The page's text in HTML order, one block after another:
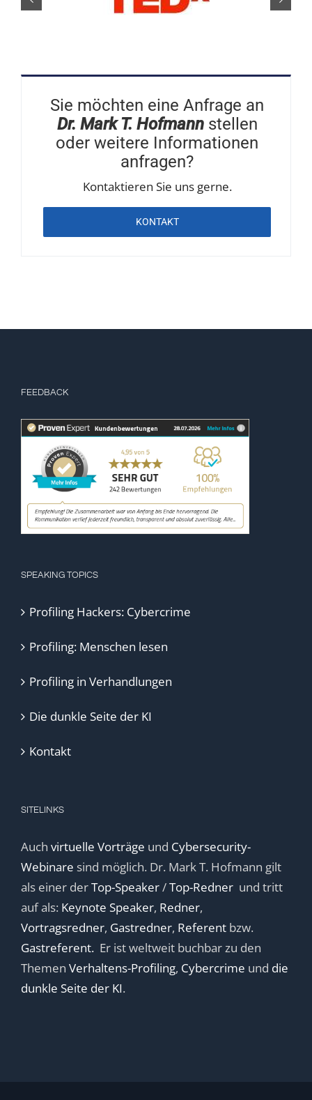
Sie möchten eine Anfrage an
Dr. Mark T. Hofmannstellen
oder weitere Informationen
anfragen?
Kontaktieren Sie uns gerne.
KONTAKT
FEEDBACK
SPEAKING TOPICS
Profiling Hackers: Cybercrime
Profiling: Menschen lesen
Profiling in Verhandlungen
Die dunkle Seite der KI
Kontakt
SITELINKS
Auch virtuelle Vorträge und Cybersecurity-
Webinare sind möglich. Dr. Mark T. Hofmann gilt
als einer derTop-Speaker/Top-Redner und tritt
auf als: Keynote Speaker, Redner,
Vortragsredner, Gastredner, Referent bzw.
Gastreferent. Er ist weltweit buchbar zu den
Themen Verhaltens-Profiling, Cybercrime und die
dunkle Seite der KI.